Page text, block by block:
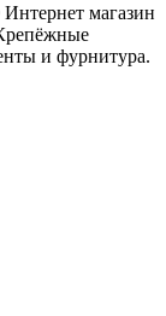
магазин
и фурнитура.